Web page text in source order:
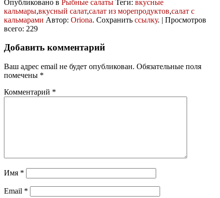
Опубликовано в Рыбные салаты Теги: вкусные
кальмары,вкусный салат,салат из морепродуктов,салат с
кальмарами Автор: Oriona. Сохранить ссылку. | Просмотров
всего: 229
Добавить комментарий
Ваш адрес email не будет опубликован. Обязательные поля
помечены *
Комментарий *
Имя *
Email *